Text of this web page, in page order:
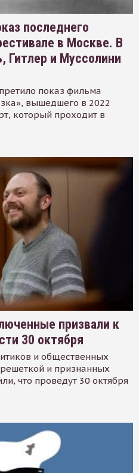
последнего
в Москве. В
Гитлер и Муссолини
показ фильма
вышедшего в 2022
который проходит в
призвали к
30 октября
и общественных
и признанных
что проведут 30 октября